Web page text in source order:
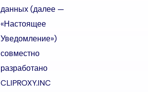
данных (далее —
«Настоящее
Уведомление»)
совместно
разработано
CLIPROXY.INC